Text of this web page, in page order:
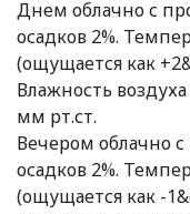
Днем облачно с
осадков 2%.
(ощущается как
Влажность
мм рт.ст.
Вечером облачно
осадков 2%.
(ощущается как -